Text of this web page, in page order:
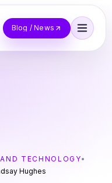
Blog / News
TECHNOLOGY
Hughes